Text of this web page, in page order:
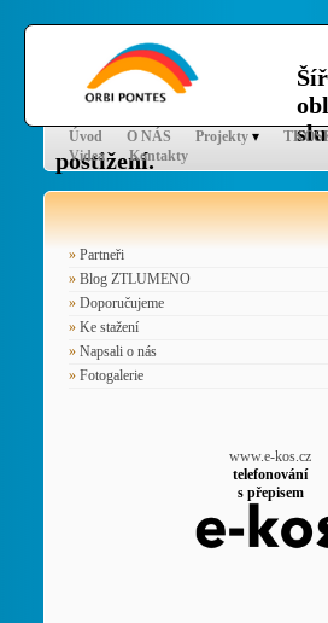
postižení.
Úvod O NÁS Projekty
Videa
Kontakty
Partneři
Blog ZTLUMENO
Doporučujeme
Ke stažení
Napsali o nás
Fotogalerie
www.e-kos.cz
telefonování
s přepisem